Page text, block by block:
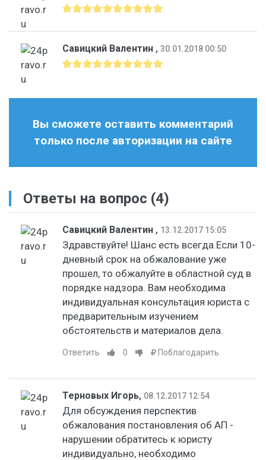
Савицкий Валентин , 30.01.2018 00:50
Вы сможете оставить комментарий
только после авторизации на сайте
Ответы на вопрос (4)
Савицкий Валентин , 13.12.2017 15:05
Здравствуйте! Шанс есть всегда.Если 10-
дневный срок на обжалование уже
прошел, то обжалуйте в областной суд в
порядке надзора. Вам необходима
индивидуальная консультация юриста с
предварительным изучением
обстоятельств и материалов дела.
Ответить 0 Поблагодарить
Терновых Игорь, 08.12.2017 12:54
Для обсуждения перспектив
обжалования постановления об АП -
нарушении обратитесь к юристу
индивидуально, необходимо